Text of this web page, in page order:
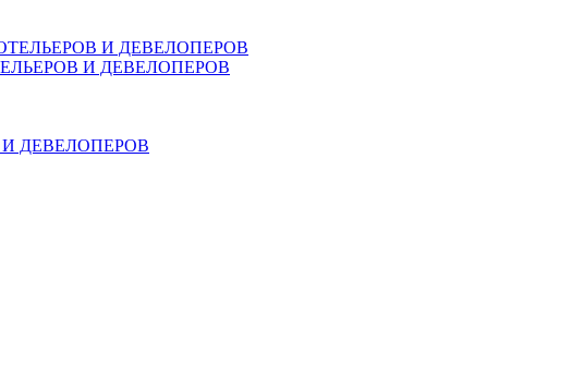
И ДЕВЕЛОПЕРОВ
И ДЕВЕЛОПЕРОВ
ДЕВЕЛОПЕРОВ